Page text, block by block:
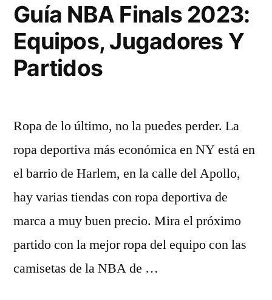
Guía NBA Finals 2023:
Equipos, Jugadores Y
Partidos
Ropa de lo último, no la puedes perder. La
ropa deportiva más económica en NY está en
el barrio de Harlem, en la calle del Apollo,
hay varias tiendas con ropa deportiva de
marca a muy buen precio. Mira el próximo
partido con la mejor ropa del equipo con las
camisetas de la NBA de …